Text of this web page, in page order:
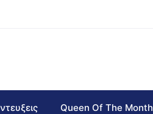
Queen Of The Month